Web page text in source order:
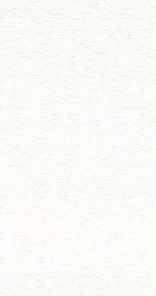
ー
シ